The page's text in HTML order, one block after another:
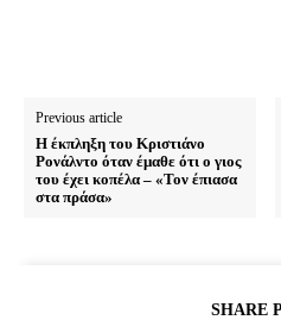
Previous article
Η έκπληξη του Κριστιάνο
Ρονάλντο όταν έμαθε ότι ο γιος
του έχει κοπέλα – «Τον έπιασα
στα πράσα»
SHARE